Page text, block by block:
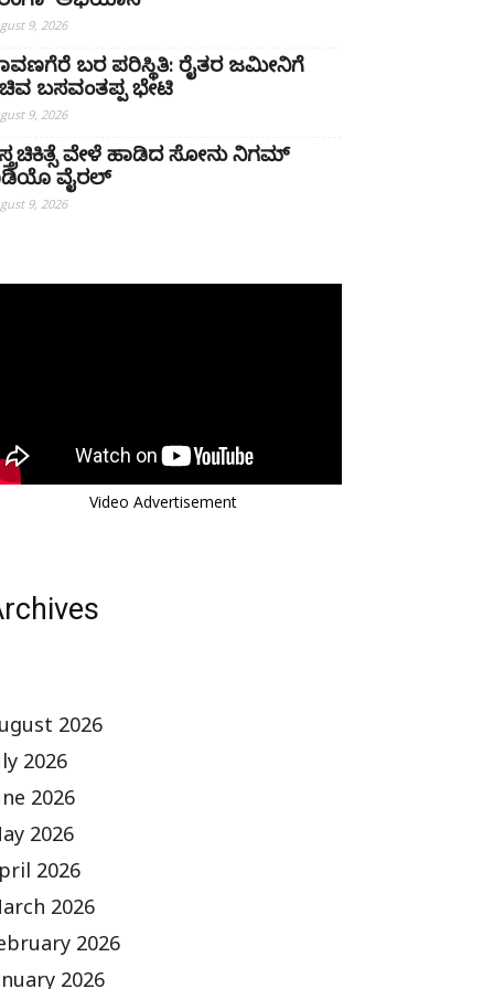
9, 2026
ಬರ ಪರಿಸ್ಥಿತಿ: ರೈತರ ಜಮೀನಿಗೆ
ಬಸವಂತಪ್ಪ ಭೇಟಿ
9, 2026
ವೇಳೆ ಹಾಡಿದ ಸೋನು ನಿಗಮ್
ವೈರಲ್
9, 2026
Video Advertisement
2026
2026
2026
2026
2026
2026
2026